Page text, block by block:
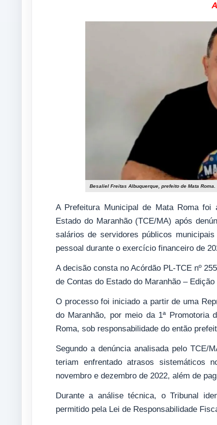
Besaliel Freitas Albuquerque, prefeito de Mata Roma.
A Prefeitura Municipal de Mata Roma foi
Estado do Maranhão (TCE/MA) após
salários de servidores públicos
pessoal durante o exercício financeiro de
A decisão consta no Acórdão PL-TCE nº
de Contas do Estado do Maranhão –
O processo foi iniciado a partir de uma
do Maranhão, por meio da 1ª Promotoria
Roma, sob responsabilidade do então
Segundo a denúncia analisada pelo TCE/
teriam enfrentado atrasos sistemáticos
novembro e dezembro de 2022, além de
Durante a análise técnica, o Tribunal
permitido pela Lei de Responsabilidade